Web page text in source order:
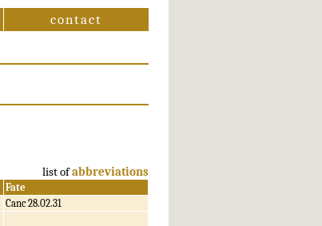
contact
list ofabbreviations
Fate
Canc 28.02.31